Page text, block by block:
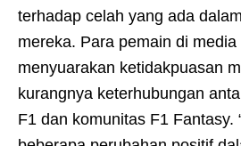
terhadap celah yang ada
mereka. Para pemain di media
menyuarakan ketidakpuasan
kurangnya keterhubungan
F1 dan komunitas F1 Fantasy.